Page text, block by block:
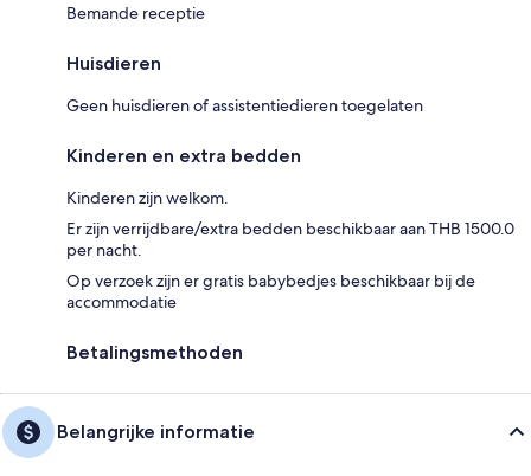
Bemande receptie
Huisdieren
Geen huisdieren of assistentiedieren toegelaten
Kinderen en extra bedden
Kinderen zijn welkom.
Er zijn verrijdbare/extra bedden beschikbaar aan THB 1500.0
per nacht.
Op verzoek zijn er gratis babybedjes beschikbaar bij de
accommodatie
Betalingsmethoden
Belangrijke informatie